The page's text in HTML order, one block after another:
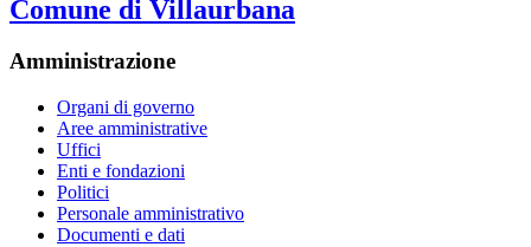
Comune di Villaurbana
Amministrazione
Organi di governo
Aree amministrative
Uffici
Enti e fondazioni
Politici
Personale amministrativo
Documenti e dati